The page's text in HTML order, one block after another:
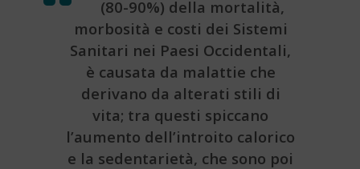
(80-90%) della mortalità,
morbosità e costi dei Sistemi
Sanitari nei Paesi Occidentali,
è causata da malattie che
derivano da alterati stili di
vita; tra questi spiccano
l’aumento dell’introito calorico
e la sedentarietà, che sono poi